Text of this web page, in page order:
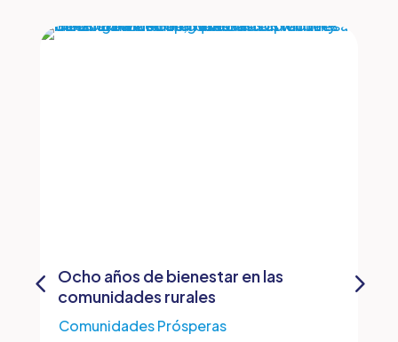
Ocho años de bienestar en las
comunidades rurales
Comunidades Prósperas